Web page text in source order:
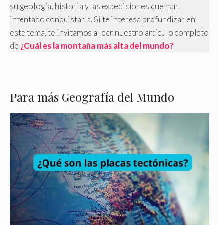
su geología, historia y las expediciones que han
intentado conquistarla. Si te interesa profundizar en
este tema, te invitamos a leer nuestro artículo completo
de ¿Cuál es la montaña más alta del mundo?
Para más Geografía del Mundo